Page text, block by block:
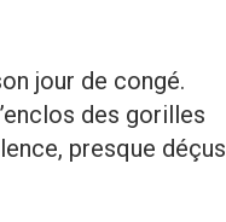
jour de congé.
des gorilles
presque déçus